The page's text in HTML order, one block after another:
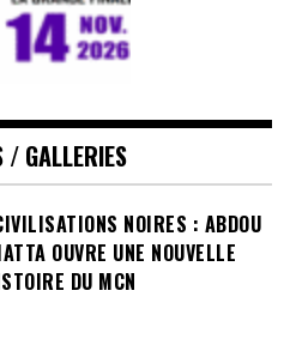
/ GALLERIES
NOIRES : ABDOU
OUVRE UNE NOUVELLE
DU MCN